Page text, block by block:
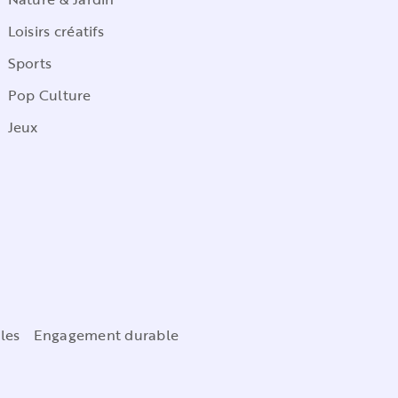
Loisirs créatifs
Sports
Pop Culture
Jeux
Engagement durable